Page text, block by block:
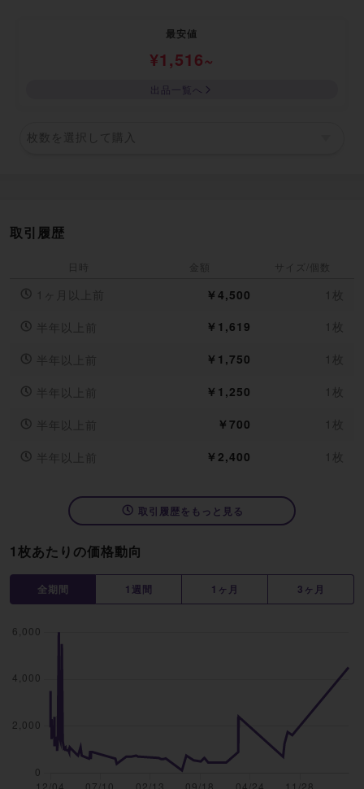
最安値
¥1,516~
出品一覧へ
枚数を選択して購入
1枚あたりの価格動向
全期間 1週間 1ヶ月 3ヶ月
取引履歴
日時 金額 サイズ/個数
1ヶ月以上前 ￥4,500
1枚
半年以上前
￥1,619 1枚
半年以上前 ￥1,750 1枚
半年以上前 ￥1,250 1枚
半年以上前 ￥700 1枚
半年以上前 ￥2,400 1枚
取引履歴をもっと見る